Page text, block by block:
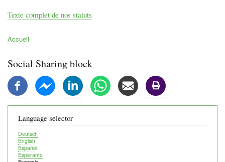
Texte complet de nos statuts
d'Ariane
Accueil
Social Sharing block
Language selector
Deutsch
English
Español
Esperanto